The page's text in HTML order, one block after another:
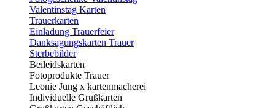
Valentinstag Karten
Trauerkarten
Einladung Trauerfeier
Danksagungskarten Trauer
Sterbebilder
Beileidskarten
Fotoprodukte Trauer
Leonie Jung x kartenmacherei
Individuelle Grußkarten